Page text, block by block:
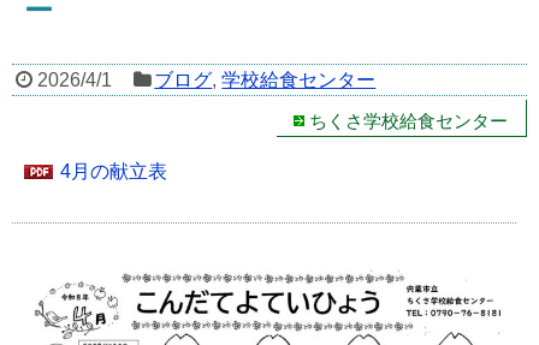
ー
2026/4/1 ブログ,学校給食センター
ちくさ学校給食センター
4月の献立表